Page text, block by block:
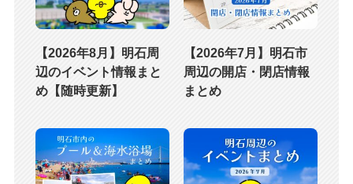
【2026年8月】明石周
辺のイベント情報まと
め【随時更新】
【2026年7月】明石市
周辺の開店・閉店情報
まとめ